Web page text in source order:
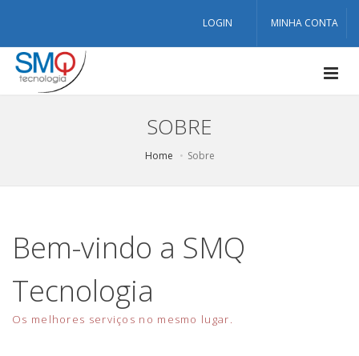
LOGIN MINHA CONTA
SOBRE
Home Sobre
Bem-vindo a SMQ
Tecnologia
Os melhores serviços no mesmo lugar.